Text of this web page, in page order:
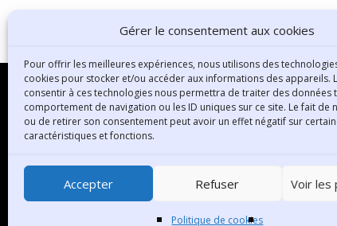
Gérer le consentement aux cookies
Pour offrir les meilleures expériences, nous utilisons des
cookies pour stocker et/ou accéder aux informations des appareils.
consentir à ces technologies nous permettra de traiter des données
comportement de navigation ou les ID uniques sur ce site. Le fait de
ou de retirer son consentement peut avoir un effet négatif sur
caractéristiques et fonctions.
Accepter Refuser Voir les
Politique de cookies